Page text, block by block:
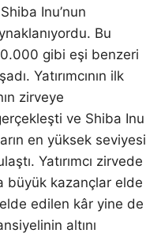
Inu’nun
Bu
gibi eşi benzeri
Yatırımcının ilk
zirveye
ve Shiba Inu
en yüksek seviyesi
Yatırımcı zirvede
büyük kazançlar elde
edilen kâr yine de
altını